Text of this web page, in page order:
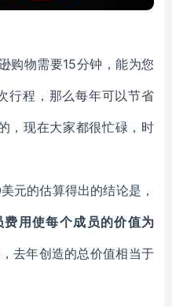
购物需要15分钟，能为您
行程，那么每年可以节省
，现在大家都很忙碌，时
元的估算得出的结论是，
用使每个成员的价值为
去年创造的总价值相当于